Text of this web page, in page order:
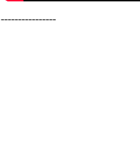
----------------